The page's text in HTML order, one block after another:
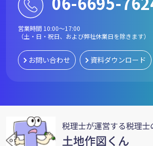
営業時間 10:00〜17:00
（土・日・祝日、および弊社休業日を除きます）
お問い合わせ 資料ダウンロード